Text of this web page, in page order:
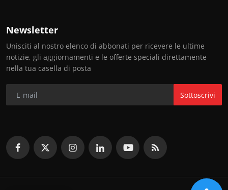
Newsletter
Unisciti al nostro elenco di abbonati per ricevere le ultime
notizie, gli aggiornamenti e le offerte speciali direttamente
nella tua casella di posta
Sottoscrivi